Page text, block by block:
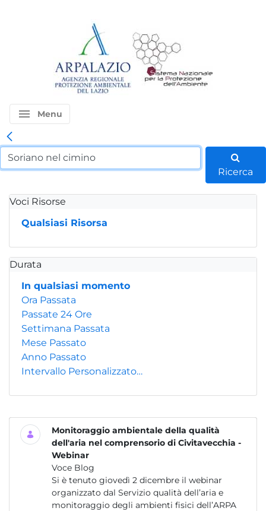
menu Menu
Ricerca
Voci Risorse
Qualsiasi Risorsa
Durata
In qualsiasi momento
Ora Passata
Passate 24 Ore
Settimana Passata
Mese Passato
Anno Passato
Intervallo Personalizzato…
Monitoraggio ambientale della qualità
dell'aria nel comprensorio di Civitavecchia -
Webinar
Voce Blog
Si è tenuto giovedì 2 dicembre il webinar
organizzato dal Servizio qualità dell’aria e
monitoraggio degli ambienti fisici dell’ARPA